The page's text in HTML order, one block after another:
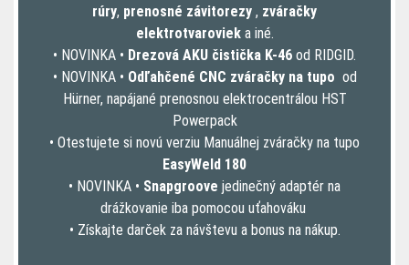
rúry, prenosné závitorezy , zváračky
elektrotvarovieka iné.
• NOVINKA • Drezová AKU čistička K-46 od RIDGID.
• NOVINKA • Odľahčené CNC zváračky na tupo od
Hürner, napájané prenosnou elektrocentrálou HST
Powerpack
• Otestujete si novú verziu Manuálnej zváračky na tupo
EasyWeld 180
• NOVINKA • Snapgroove jedinečný adaptér na
drážkovanie iba pomocou uťahováku
• Získajte darček za návštevu a bonus na nákup.